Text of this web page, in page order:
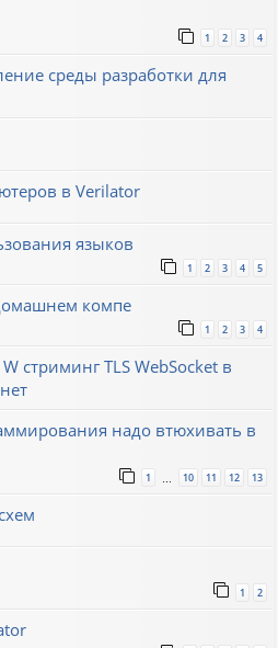
1 2 3 4
среды разработки для
в Verilator
языков
1 2 3 4 5
компе
1 2 3 4
стриминг TLS WebSocket в
надо втюхивать в
1 … 10 11 12 13
1 2